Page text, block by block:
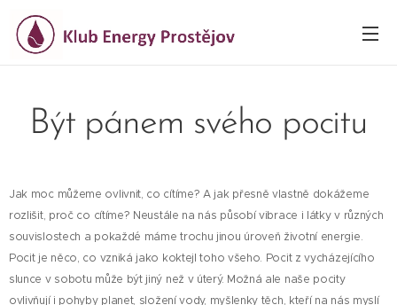
Být pánem svého pocitu
Jak moc můžeme ovlivnit, co cítíme? A jak přesně vlastně dokážeme
rozlišit, proč co cítíme? Neustále na nás působí vibrace i látky v různých
souvislostech a pokaždé máme trochu jinou úroveň životní energie.
Pocit je něco, co vzniká jako koktejl toho všeho. Pocit z vycházejícího
slunce v sobotu může být jiný než v úterý. Možná ale naše pocity
ovlivňují i pohyby planet, složení vody, myšlenky těch, kteří na nás myslí